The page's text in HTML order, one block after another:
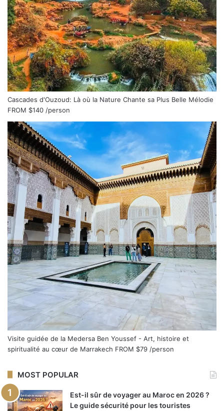
Cascades d'Ouzoud: Là où la Nature Chante sa Plus Belle Mélodie
FROM $140 /person
Visite guidée de la Medersa Ben Youssef - Art, histoire et
spiritualité au cœur de Marrakech FROM $79 /person
MOST POPULAR
Est-il sûr de voyager au Maroc en 2026 ?
Le guide sécurité pour les touristes